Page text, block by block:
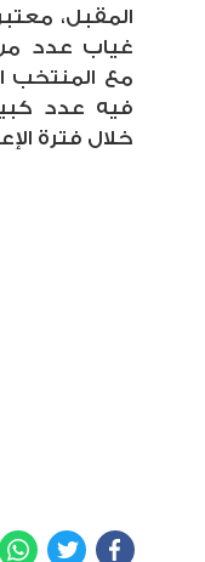
المقبل،
غياب عدد من
مع المنتخب
فيه عدد
خلال فترة
Facebook